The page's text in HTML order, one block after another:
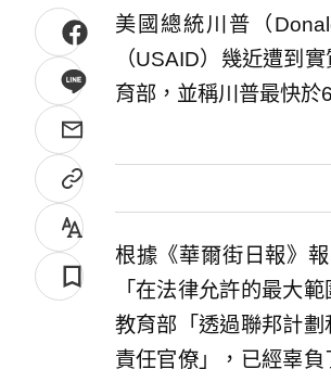
美國總統川普（
（USAID）幾近遭到
育部，並稱川普最快於
根據《華爾街日報》
「在法律允許的最大
教育部「透過聯邦計
責任官僚」，已經辜